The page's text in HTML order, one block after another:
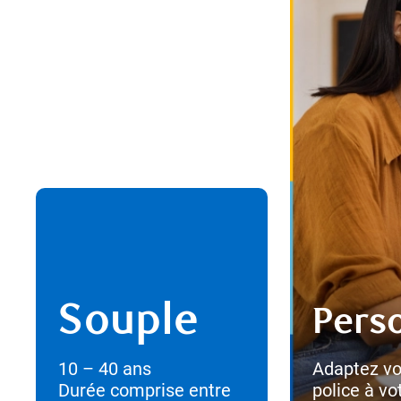
Souple
10 – 40 ans
Durée comprise entre
Adaptez
police à